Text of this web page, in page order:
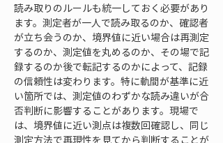
読み取りのルールも統一しておく必要があり
ます。測定者が一人で読み取るのか、確認者
が立ち会うのか、境界値に近い場合は再測定
するのか、測定値を丸めるのか、その場で記
録するのか後で転記するのかによって、記録
の信頼性は変わります。特に軌間が基準に近
い箇所では、測定値のわずかな読み違いが合
否判断に影響することがあります。現場で
は、境界値に近い測点は複数回確認し、同じ
測定方法で再現性を見てから判断することが